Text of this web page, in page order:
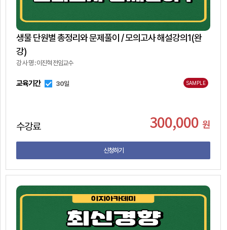
생물 단원별 총정리와 문제풀이 / 모의고사 해설강의1(완
강)
강 사 명 : 이진혁 전임교수
교육기간 30일 SAMPLE
수강료 300,000 원
신청하기